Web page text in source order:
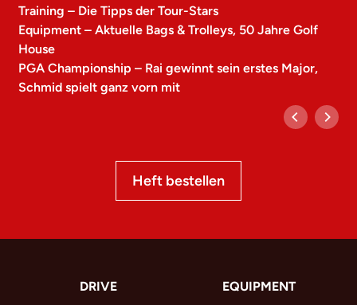
Training – Die Tipps der Tour-Stars
Equipment – Aktuelle Bags & Trolleys, 50 Jahre Golf
House
PGA Championship – Rai gewinnt sein erstes Major,
Schmid spielt ganz vorn mit
Heft bestellen
DRIVE EQUIPMENT